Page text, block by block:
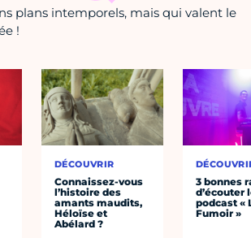
plans intemporels, mais qui valent le
!
DÉCOUVRIR
Connaissez-vous
l’histoire des
amants maudits,
Héloïse et
Abélard ?
3 bonnes
d’écouter
podcast «
Fumoir »